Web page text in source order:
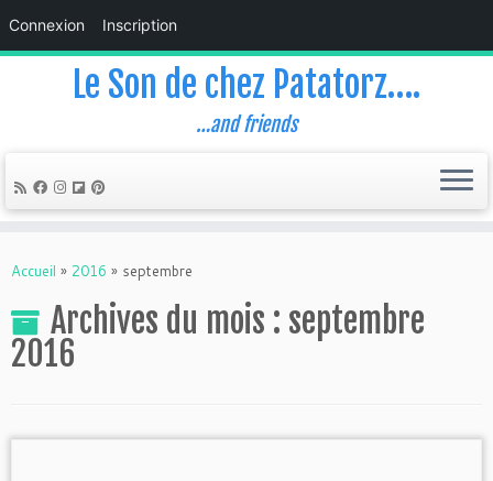
Connexion Inscription
Le Son de chez Patatorz….
…and friends
Accueil » 2016 » septembre
Archives du mois : septembre
2016